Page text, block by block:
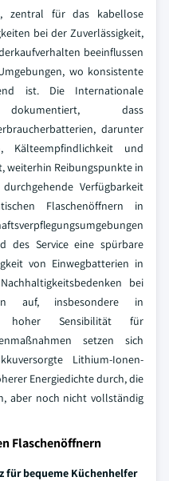
zentral für das kabellose
bei der Zuverlässigkeit,
beeinflussen
wo konsistente
ist. Die Internationale
dass
darunter
Kälteempfindlichkeit und
weiterhin Reibungspunkte in
Verfügbarkeit
Flaschenöffnern in
des Service eine spürbare
von Einwegbatterien in
bei
auf, insbesondere in
hoher Sensibilität für
setzen sich
Lithium-Ionen-
Energiedichte durch, die
aber noch nicht vollständig
Flaschenöffnern
für bequeme Küchenhelfer